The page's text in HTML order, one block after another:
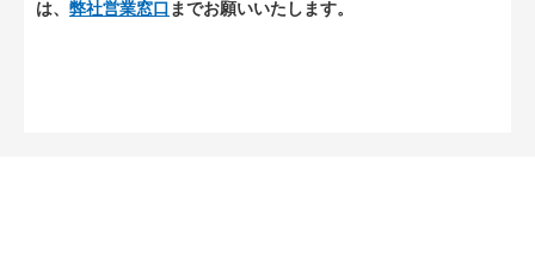
は、 弊社営業窓口 までお願いいたします。